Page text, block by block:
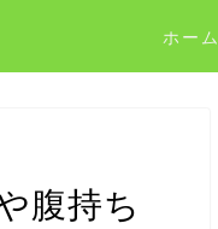
ホーム
腹持ち